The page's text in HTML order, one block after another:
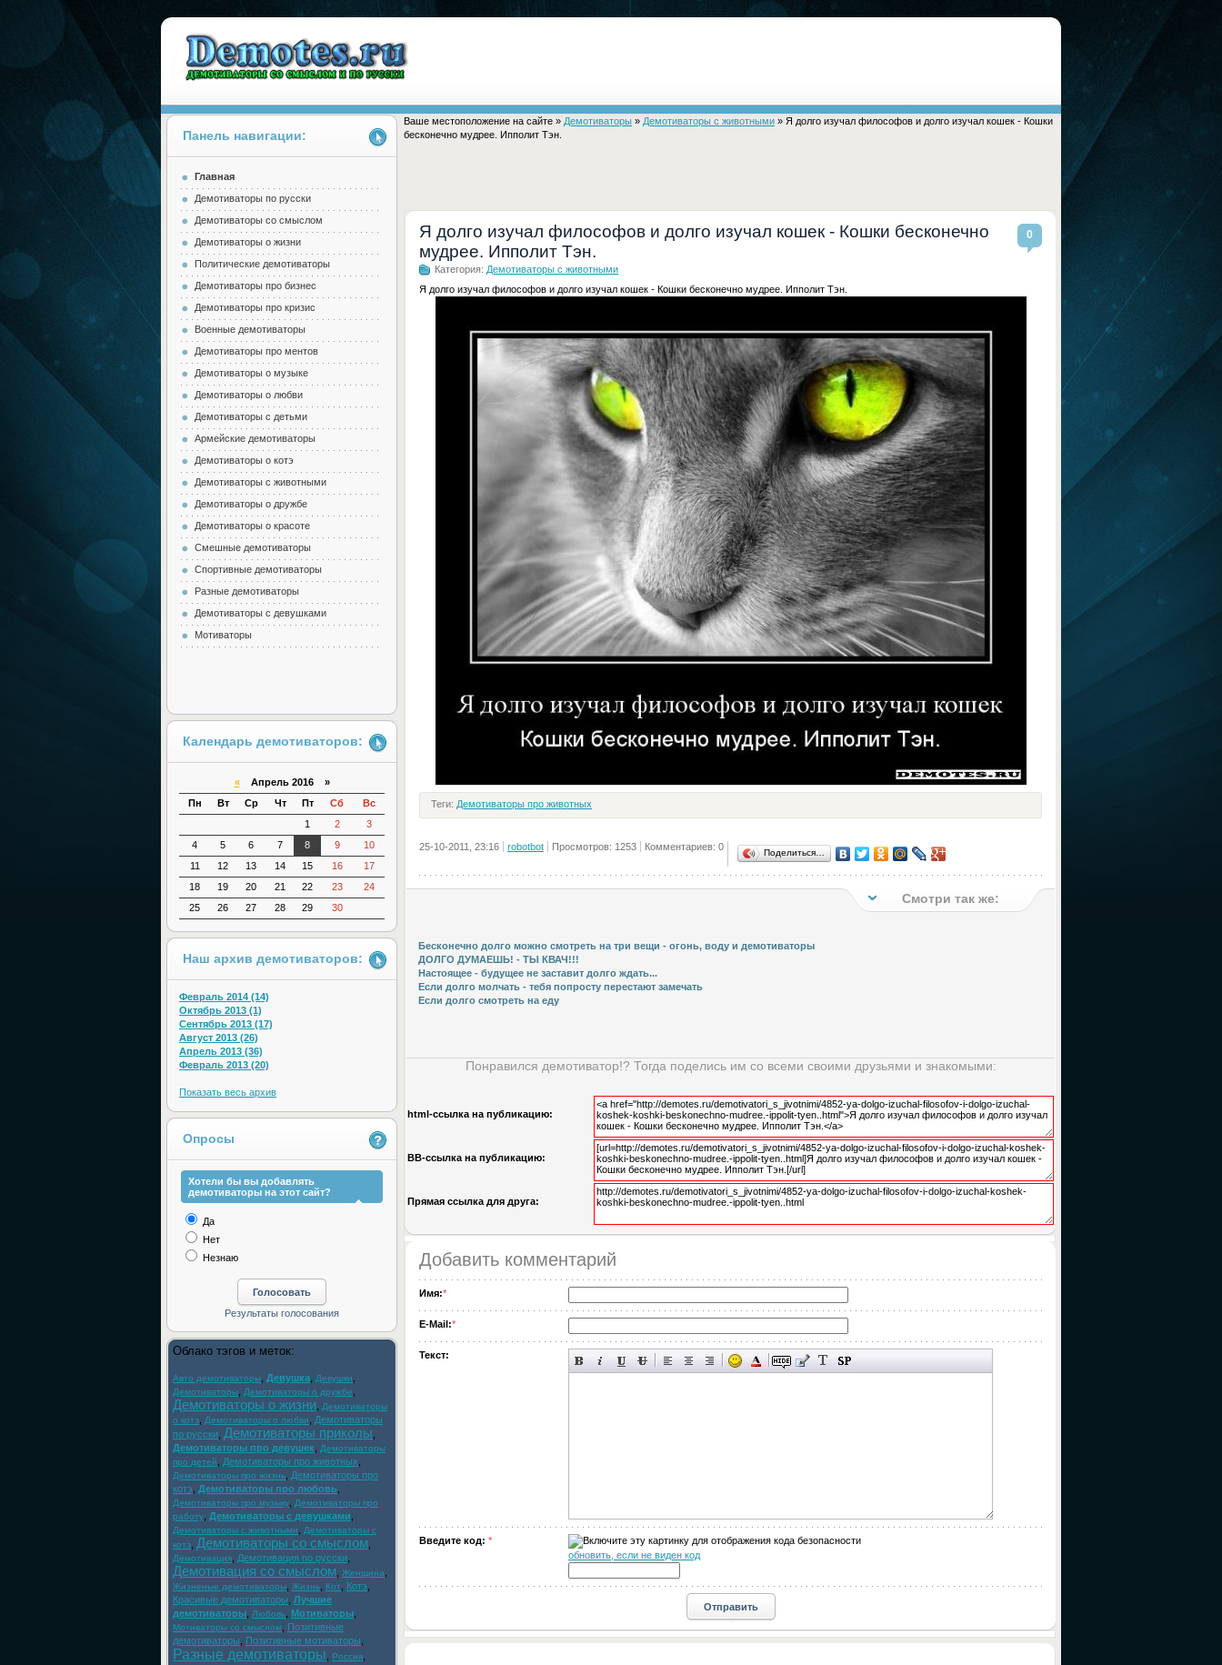
Demotes.ru
Ваше местоположение на сайте » Демотиваторы » Демотиваторы с животными » Я долго изучал философов и долго изучал кошек - Кошки
бесконечно мудрее. Ипполит Тэн.
0
Я долго изучал философов и долго изучал кошек - Кошки бесконечно
мудрее. Ипполит Тэн.
Категория: Демотиваторы с животными
Я долго изучал философов и долго изучал кошек - Кошки бесконечно мудрее. Ипполит Тэн.
Теги: Демотиваторы про животных
25-10-2011, 23:16 robotbot Просмотров: 1253 Комментариев: 0
Поделиться…
Смотри так же:
Бесконечно долго можно смотреть на три вещи - огонь, воду и демотиваторы
ДОЛГО ДУМАЕШЬ! - ТЫ КВАЧ!!!
Настоящее - будущее не заставит долго ждать...
Если долго молчать - тебя попросту перестают замечать
Если долго смотреть на еду
Понравился демотиватор!? Тогда поделись им со всеми своими друзьями и знакомыми:
html-cсылка на публикацию:
BB-cсылка на публикацию:
Прямая ссылка для друга:
Добавить комментарий
Имя:*
E-Mail:*
Текст:
Введите код: *
обновить, если не виден код
Панель навигации:
Главная
Демотиваторы по русски
Демотиваторы со смыслом
Демотиваторы о жизни
Политические демотиваторы
Демотиваторы про бизнес
Демотиваторы про кризис
Военные демотиваторы
Демотиваторы про ментов
Демотиваторы о музыке
Демотиваторы о любви
Демотиваторы с детьми
Армейские демотиваторы
Демотиваторы о котэ
Демотиваторы с животными
Демотиваторы о дружбе
Демотиваторы о красоте
Смешные демотиваторы
Спортивные демотиваторы
Разные демотиваторы
Демотиваторы с девушками
Мотиваторы
Календарь демотиваторов:
«Апрель 2016 »
Пн
Вт Ср Чт Пт Сб
Вс
1
2
3
4
5 6 7 8 9
10
11
12 13 14 15 16
17
18
19 20 21 22 23
24
25
26 27 28 29 30
Наш архив демотиваторов:
Февраль 2014 (14)
Октябрь 2013 (1)
Сентябрь 2013 (17)
Август 2013 (26)
Апрель 2013 (36)
Февраль 2013 (20)
Показать весь архив
Опросы
Хотели бы вы добавлять
демотиваторы на этот сайт?
Да
Нет
Незнаю
Облако тэгов и меток:
Авто демотиваторы Девушка Девушки
Демотиваторы Демотиваторы о дружбе
Демотиваторы о жизни
Демотиваторы
о котэ
Демотиваторы о любви
Демотиваторы
по русски Демотиваторы приколы
Демотиваторы про девушек
Демотиваторы
про детей
Демотиваторы про животных
Демотиваторы про жизнь
Демотиваторы про
котэ
Демотиваторы про любовь
Демотиваторы про музыку
Демотиваторы про
работу
Демотиваторы с девушками
Демотиваторы с животными
Демотиваторы с
котэ
Демотиваторы со смыслом
Демотивация Демотивация по русски
Демотивация со смыслом Женщина
Жизненые демотиваторы Жизнь Кот Котэ
Красивые демотиваторы Лучшие
демотиваторы
Любовь Мотиваторы
Мотиваторы со смыслом
Позитивные
демотиваторы
Позитивные мотиваторы
Разные демотиваторы Россия